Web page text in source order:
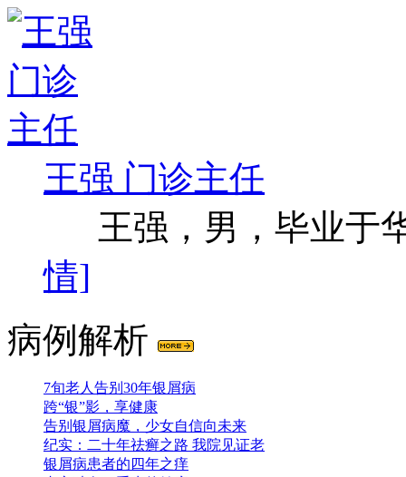
王强 门诊主任
王强，男，毕业于
情]
病例解析
7旬老人告别30年银屑病
跨“银”影，享健康
告别银屑病魔，少女自信向未来
纪实：二十年祛癣之路 我院见证老
银屑病患者的四年之痒